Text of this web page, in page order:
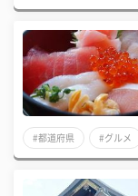
#都道府県 #グルメ